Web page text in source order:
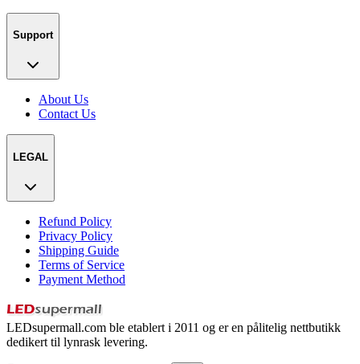
Support
About Us
Contact Us
LEGAL
Refund Policy
Privacy Policy
Shipping Guide
Terms of Service
Payment Method
LEDsupermall.com ble etablert i 2011 og er en pålitelig nettbutikk
dedikert til lynrask levering.